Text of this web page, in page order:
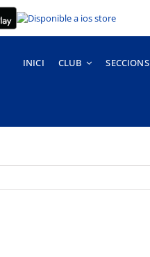
INICI CLUB SECCIONS